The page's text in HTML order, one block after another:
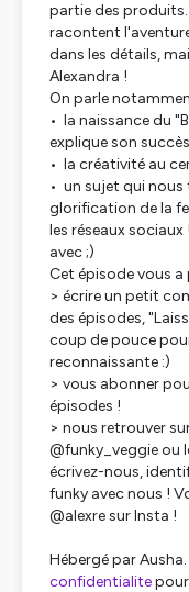
partie des
racontent
dans les détails,
Alexandra !
On parle
• la naissance du
explique son succès
• la créativité au
• un sujet qui nous
glorification de la
les réseaux
avec ;)
Cet épisode vous a
> écrire un petit
des épisodes,
coup de pouce
reconnaissante :)
> vous abonner
épisodes !
> nous retrouver
@funky_veggie ou
écrivez-nous,
funky avec nous !
@alexre sur Insta !
Hébergé par
confidentialite